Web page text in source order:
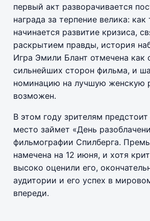
первый акт разворачивается
награда за терпение велика: как
начинается развитие кризиса,
раскрытием правды, история
Игра Эмили Блант отмечена как
сильнейших сторон фильма, и
номинацию на лучшую женскую
возможен.
В этом году зрителям
место займет «День
фильмографии Спилберга.
намечена на 12 июня, и хотя
высоко оценили его,
аудитории и его успех в
впереди.